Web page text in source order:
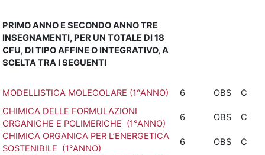
PRIMO ANNO E SECONDO ANNO TRE
INSEGNAMENTI, PER UN TOTALE DI 18
CFU, DI TIPO AFFINE O INTEGRATIVO, A
SCELTA TRA I SEGUENTI
MODELLISTICA MOLECOLARE (1°ANNO) 6 OBS
C
CHIMICA DELLE FORMULAZIONI
ORGANICHE E POLIMERICHE (1°ANNO)
6 OBS
C
CHIMICA ORGANICA PER L’ENERGETICA
SOSTENIBILE (1°ANNO)
6 OBS
C